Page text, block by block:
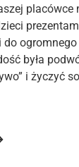
placówce
była
i życzyć